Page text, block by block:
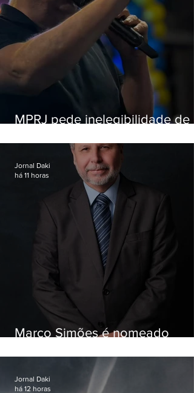
MPRJ pede inelegibilidade de
Marco Simões é nomeado
Jornal Daki
há 11 horas
Jornal Daki
há 12 horas